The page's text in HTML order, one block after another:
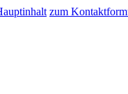
zum